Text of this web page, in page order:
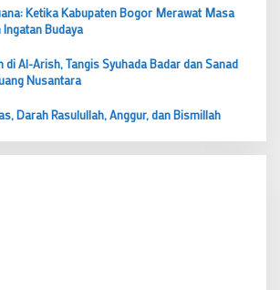
Ketika Kabupaten Bogor Merawat Masa
Budaya
di Al-Arish, Tangis Syuhada Badar dan Sanad
Nusantara
Darah Rasulullah, Anggur, dan Bismillah